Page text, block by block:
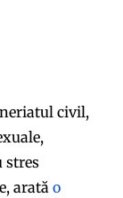
civil,
stres
aratăo